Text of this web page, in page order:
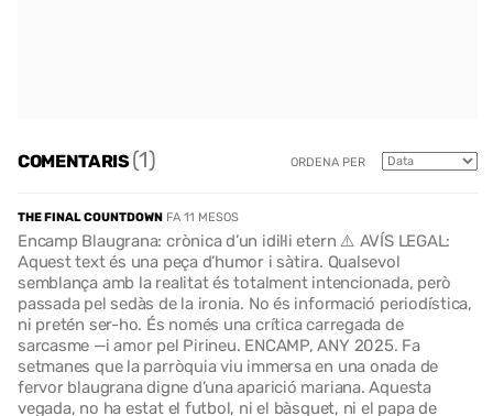
COMENTARIS(1) ORDENA PER
THE FINAL COUNTDOWN FA 11 MESOS
Encamp Blaugrana: crònica d’un idil·li etern ⚠️ AVÍS LEGAL:
Aquest text és una peça d’humor i sàtira. Qualsevol
semblança amb la realitat és totalment intencionada, però
passada pel sedàs de la ironia. No és informació periodística,
ni pretén ser-ho. És només una crítica carregada de
sarcasme —i amor pel Pirineu. ENCAMP, ANY 2025. Fa
setmanes que la parròquia viu immersa en una onada de
fervor blaugrana digne d’una aparició mariana. Aquesta
vegada, no ha estat el futbol, ni el bàsquet, ni el papa de